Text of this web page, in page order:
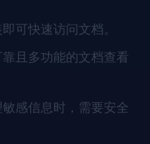
可快速访问文档。
靠且多功能的文档查看
敏感信息时，需要安全